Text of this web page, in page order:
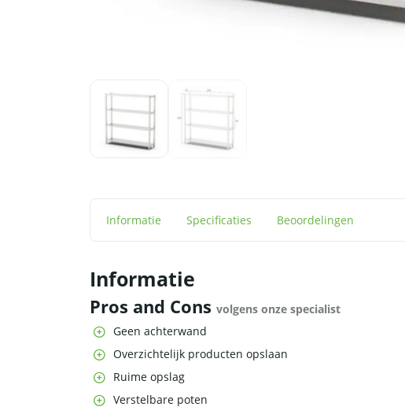
Informatie Specificaties Beoordelingen
Informatie
Pros and Cons volgens onze specialist
Geen achterwand
Overzichtelijk producten opslaan
Ruime opslag
Verstelbare poten